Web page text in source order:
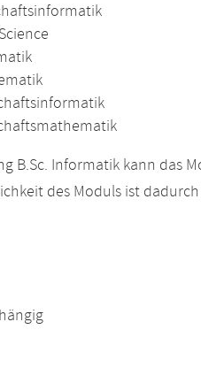
B.Sc. Informatik kann das
des Moduls ist